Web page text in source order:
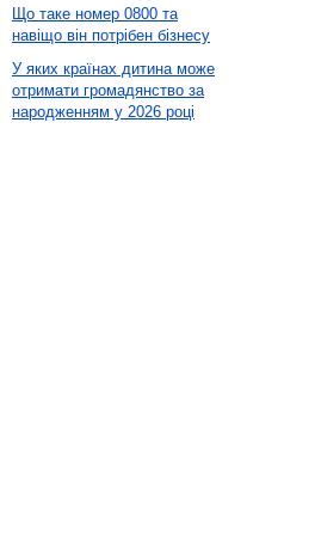
Що таке номер 0800 та
навіщо він потрібен бізнесу
У яких країнах дитина може
отримати громадянство за
народженням у 2026 році